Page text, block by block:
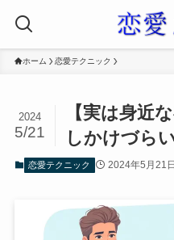
ホーム 恋愛テクニック
【実は身近
しかけづら
2024
5/21
恋愛テクニック 2024年5月21日